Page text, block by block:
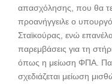
απασχόλησης, που θα
προανήγγειλε ο
Σταϊκούρας, ενώ
παρεμβάσεις για τη
όπως η μείωση ΦΠΑ.
σχεδιάζεται μείωση